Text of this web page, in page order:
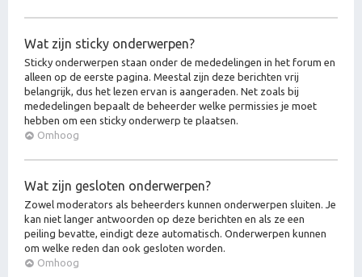
Wat zijn sticky onderwerpen?
Sticky onderwerpen staan onder de mededelingen in het forum en
alleen op de eerste pagina. Meestal zijn deze berichten vrij
belangrijk, dus het lezen ervan is aangeraden. Net zoals bij
mededelingen bepaalt de beheerder welke permissies je moet
hebben om een sticky onderwerp te plaatsen.
Omhoog
Wat zijn gesloten onderwerpen?
Zowel moderators als beheerders kunnen onderwerpen sluiten. Je
kan niet langer antwoorden op deze berichten en als ze een
peiling bevatte, eindigt deze automatisch. Onderwerpen kunnen
om welke reden dan ook gesloten worden.
Omhoog